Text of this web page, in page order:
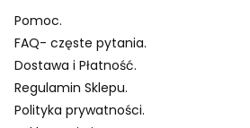
Pomoc.
FAQ- częste pytania.
Dostawa i Płatność.
Regulamin Sklepu.
Polityka prywatności.